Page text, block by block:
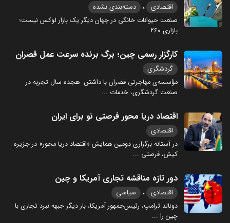
اقتصادی ، دسته‌بندی نشده
صنعت حیوانات خانگی در جهان دیگر یک بازار لوکس نیست؛
بازاری ۲۶۰
...
کارگزار رسمی چین؛ برگ برنده سرعت عمل قصران
گردشگری
مؤسسه‌ی مهاجرتی قصران با داشتن هجده سال تجربه در
صنعت گردشگری، خدمات ...
اقتصاد دریا محور فرصتی نو برای ایران
اقتصادی
در آستانه برگزاری دومین همایش «اقتصاد دریا محور» در جزیره
کیش، فرصتی ...
دور تازه مناقشه تجاری آمریکا و چین
اقتصادی ، سیاسی
دونالد ترامپ، رئیس‌جمهور آمریکا، بار دیگر جبهه نبرد تجاری با
چین را ...